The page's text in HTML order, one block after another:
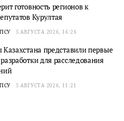
готовность регионов к
Курултая
5 АВГУСТА 2026, 16:26
представили первые
для расследования
5 АВГУСТА 2026, 11:21